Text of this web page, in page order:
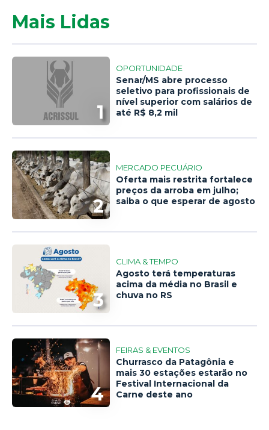
Mais Lidas
1
OPORTUNIDADE
Senar/MS abre processo
seletivo para profissionais de
nível superior com salários de
até R$ 8,2 mil
2
MERCADO PECUÁRIO
Oferta mais restrita fortalece
preços da arroba em julho;
saiba o que esperar de agosto
3
CLIMA & TEMPO
Agosto terá temperaturas
acima da média no Brasil e
chuva no RS
4
FEIRAS & EVENTOS
Churrasco da Patagônia e
mais 30 estações estarão no
Festival Internacional da
Carne deste ano